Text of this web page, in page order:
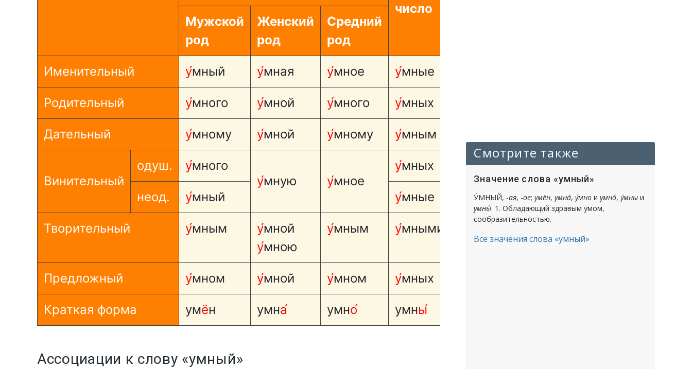
число
Мужской
род
Женский
род
Средний
род
Именительный у́мный у́мная у́мное у́мные
Родительный у́много у́мной у́много у́мных
Дательный у́мному у́мной у́мному у́мным
Винительный
одуш. у́много
у́мную у́мное
у́мных
неод. у́мный у́мные
Творительный у́мным у́мной
у́мною
у́мным у́мными
Предложный у́мном у́мной у́мном у́мных
Краткая форма умён умна́ умно́ умны́
Ассоциации к слову «умный»
Смотрите также
Значение слова «умный»
У́МНЫЙ, -ая, -ое;умён,умна́,у́мно иумно́,у́мны и
умны́. 1. Обладающий здравым умом,
сообразительностью.
Все значения слова «умный»